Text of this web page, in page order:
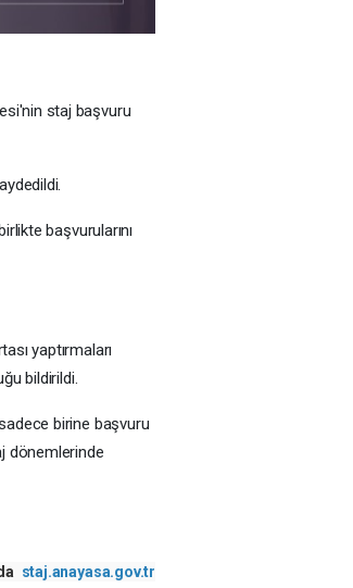
staj başvuru
başvurularını
yaptırmaları
bildirildi.
birine başvuru
dönemlerinde
staj.anayasa.gov.tr